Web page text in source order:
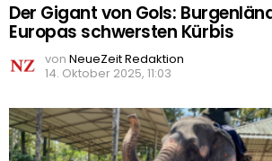
Der Gigant von Gols:
Europas schwersten Kürbis
von NeueZeit Redaktion
14. Oktober 2025, 11:03